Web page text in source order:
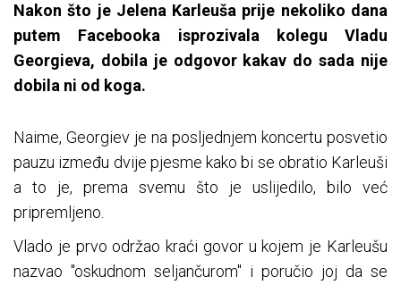
Nakon što je Jelena Karleuša prije nekoliko dana
putem Facebooka isprozivala kolegu Vladu
Georgieva, dobila je odgovor kakav do sada nije
dobila ni od koga.
Naime, Georgiev je na posljednjem koncertu posvetio
pauzu između dvije pjesme kako bi se obratio Karleuši
a to je, prema svemu što je uslijedilo, bilo već
pripremljeno.
Vlado je prvo održao kraći govor u kojem je Karleušu
nazvao "oskudnom seljančurom" i poručio joj da se